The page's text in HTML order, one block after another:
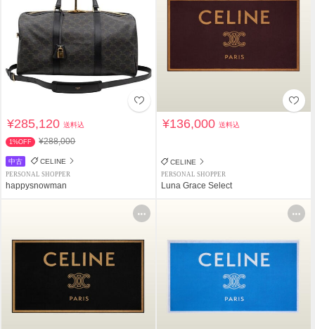
¥285,120送料込
1%OFF ¥288,000
中古 CELINE
PERSONAL SHOPPER
happysnowman
¥136,000送料込
CELINE
PERSONAL SHOPPER
Luna Grace Select